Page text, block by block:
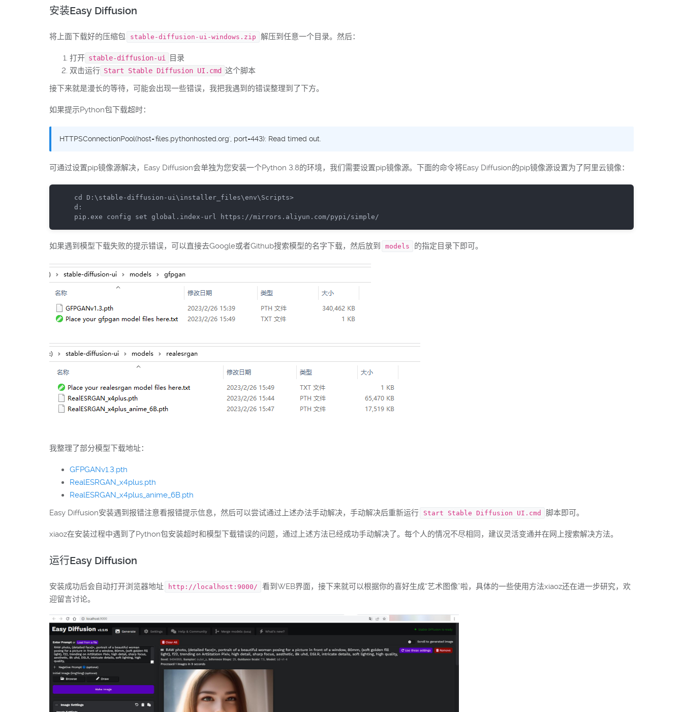
安装Easy Diffusion
将上面下载好的压缩包 stable-diffusion-ui-windows.zip 解压到任意一个目录。然后：
打开 stable-diffusion-ui
目录
双击运行 Start Stable Diffusion UI.cmd 这个脚本
接下来就是漫长的等待，可能会出现一些错误，我把我遇到的错误整理到了下方。
如果提示Python包下载超时：
HTTPSConnectionPool(host='files.pythonhosted.org', port=443): Read timed out.
可通过设置pip镜像源解决，Easy Diffusion会单独为您安装一个Python 3.8的环境，我们需要设置pip镜像源。下面的命令将Easy Diffusion的pip镜像源设置为了阿里云镜像：
cd D:\stable-diffusion-ui\installer_files\env\Scripts>
d:
pip.exe config set global .index-url https: //mirrors.aliyun.com/pypi/simple/
如果遇到模型下载失败的提示错误，可以直接去Google或者Github搜索模型的名字下载，然后放到 models 的指定目录下即可。
我整理了部分模型下载地址：
GFPGANv1.3.pth
RealESRGAN_x4plus.pth
RealESRGAN_x4plus_anime_6B.pth
Easy Diffusion安装遇到报错注意看报错提示信息，然后可以尝试通过上述办法手动解决，手动解决后重新运行
Start Stable Diffusion UI.cmd 脚本即可。
xiaoz在安装过程中遇到了Python包安装超时和模型下载错误的问题，通过上述方法已经成功手动解决了。每个人的情况不尽相同，建议灵活变通并在网上搜索解决方法。
运行Easy Diffusion
安装成功后会自动打开浏览器地址 http://localhost:9000/
看到WEB界面，接下来就可以根据你的喜好生成“艺术图像”啦，具体的一些使用方法xiaoz还在进一步研究，欢
迎留言讨论。